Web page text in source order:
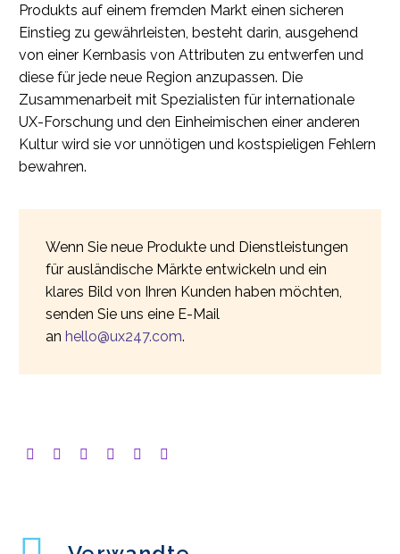
Produkts auf einem fremden Markt einen sicheren
Einstieg zu gewährleisten, besteht darin, ausgehend
von einer Kernbasis von Attributen zu entwerfen und
diese für jede neue Region anzupassen. Die
Zusammenarbeit mit Spezialisten für internationale
UX-Forschung und den Einheimischen einer anderen
Kultur wird sie vor unnötigen und kostspieligen Fehlern
bewahren.
Wenn Sie neue Produkte und Dienstleistungen
für ausländische Märkte entwickeln und ein
klares Bild von Ihren Kunden haben möchten,
senden Sie uns eine E-Mail
an hello@ux247.com.